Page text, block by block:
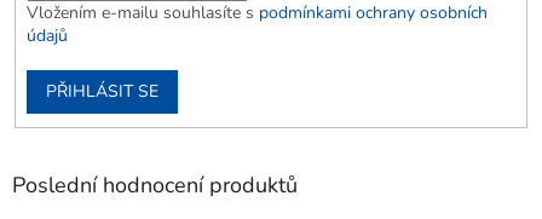
Vložením e-mailu souhlasíte s podmínkami ochrany osobních
údajů
PŘIHLÁSIT SE
Poslední hodnocení produktů